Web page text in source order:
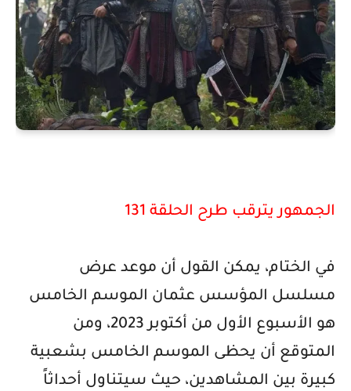
الجمهور يترقب طرح الحلقة 131
في الختام، يمكن القول أن موعد عرض
مسلسل المؤسس عثمان الموسم الخامس
هو الأسبوع الأول من أكتوبر 2023، ومن
المتوقع أن يحظى الموسم الخامس بشعبية
كبيرة بين المشاهدين، حيث سيتناول أحداثاً